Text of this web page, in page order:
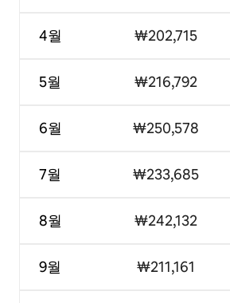
4월
5월
6월
7월
8월
9월
₩202,715
₩216,792
₩250,578
₩233,685
₩242,132
₩211,161